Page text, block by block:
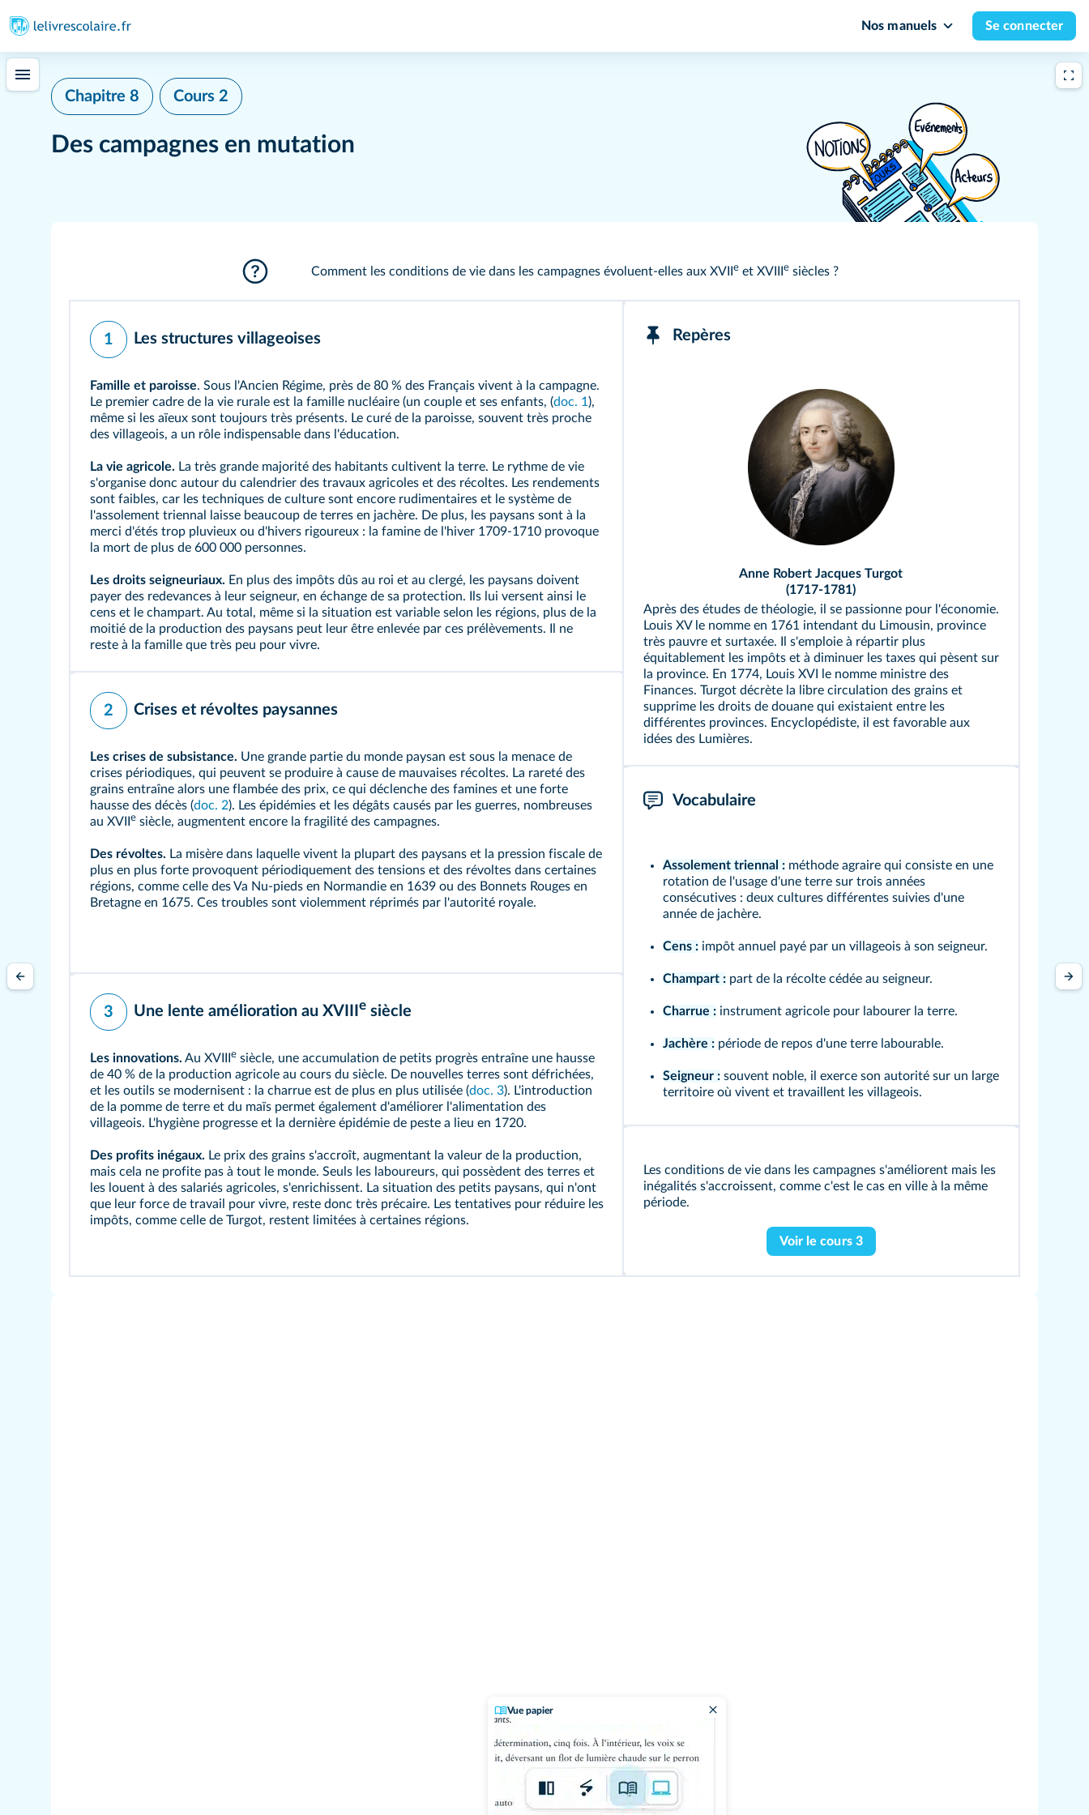
Nos manuels Se connecter
Vue papier
Chapitre 8 Cours 2
Des campagnes en mutation
Comment les conditions de vie dans les campagnes évoluent-elles aux XVII eet XVIII esiècles ?
1 Les structures villageoises
Famille et paroisse. Sous l'Ancien Régime, près de 80 % des Français vivent à la campagne.
Le premier cadre de la vie rurale est la famille nucléaire (un couple et ses enfants, (doc. 1),
même si les aïeux sont toujours très présents. Le curé de la paroisse, souvent très proche
des villageois, a un rôle indispensable dans l'éducation.
La vie agricole. La très grande majorité des habitants cultivent la terre. Le rythme de vie
s'organise donc autour du calendrier des travaux agricoles et des récoltes. Les rendements
sont faibles, car les techniques de culture sont encore rudimentaires et le système de
l'assolement triennal laisse beaucoup de terres en jachère. De plus, les paysans sont à la
merci d'étés trop pluvieux ou d'hivers rigoureux : la famine de l'hiver 1709‑1710 provoque
la mort de plus de 600 000 personnes.
Les droits seigneuriaux. En plus des impôts dûs au roi et au clergé, les paysans doivent
payer des redevances à leur seigneur, en échange de sa protection. Ils lui versent ainsi le
cens et le champart. Au total, même si la situation est variable selon les régions, plus de la
moitié de la production des paysans peut leur être enlevée par ces prélèvements. Il ne
reste à la famille que très peu pour vivre.
2 Crises et révoltes paysannes
Les crises de subsistance. Une grande partie du monde paysan est sous la menace de
crises périodiques, qui peuvent se produire à cause de mauvaises récoltes. La rareté des
grains entraîne alors une flambée des prix, ce qui déclenche des famines et une forte
hausse des décès (doc. 2). Les épidémies et les dégâts causés par les guerres, nombreuses
au XVII e siècle, augmentent encore la fragilité des campagnes.
Des révoltes. La misère dans laquelle vivent la plupart des paysans et la pression fiscale de
plus en plus forte provoquent périodiquement des tensions et des révoltes dans certaines
régions, comme celle des Va Nu‑pieds en Normandie en 1639 ou des Bonnets Rouges en
Bretagne en 1675. Ces troubles sont violemment réprimés par l'autorité royale.
3 Une lente amélioration au XVIII e siècle
Les innovations. Au XVIII e siècle, une accumulation de petits progrès entraîne une hausse
de 40 % de la production agricole au cours du siècle. De nouvelles terres sont défrichées,
et les outils se modernisent : la charrue est de plus en plus utilisée (doc. 3). L'introduction
de la pomme de terre et du maïs permet également d'améliorer l'alimentation des
villageois. L'hygiène progresse et la dernière épidémie de peste a lieu en 1720.
Des profits inégaux. Le prix des grains s'accroît, augmentant la valeur de la production,
mais cela ne profite pas à tout le monde. Seuls les laboureurs, qui possèdent des terres et
les louent à des salariés agricoles, s'enrichissent. La situation des petits paysans, qui n'ont
que leur force de travail pour vivre, reste donc très précaire. Les tentatives pour réduire les
impôts, comme celle de Turgot, restent limitées à certaines régions.
Repères
Anne Robert Jacques Turgot
(1717-1781)
Après des études de théologie, il se passionne pour l'économie.
Louis XV le nomme en 1761 intendant du Limousin, province
très pauvre et surtaxée. Il s'emploie à répartir plus
équitablement les impôts et à diminuer les taxes qui pèsent sur
la province. En 1774, Louis XVI le nomme ministre des
Finances. Turgot décrète la libre circulation des grains et
supprime les droits de douane qui existaient entre les
différentes provinces. Encyclopédiste, il est favorable aux
idées des Lumières.
Vocabulaire
Assolement triennal :méthode agraire qui consiste en une
rotation de l'usage d'une terre sur trois années
consécutives : deux cultures différentes suivies d'une
année de jachère.
Cens :impôt annuel payé par un villageois à son seigneur.
Champart :part de la récolte cédée au seigneur.
Charrue :instrument agricole pour labourer la terre.
Jachère :période de repos d'une terre labourable.
Seigneur :souvent noble, il exerce son autorité sur un large
territoire où vivent et travaillent les villageois.
Les conditions de vie dans les campagnes s'améliorent mais les
inégalités s'accroissent, comme c'est le cas en ville à la même
période.
Voir le cours 3